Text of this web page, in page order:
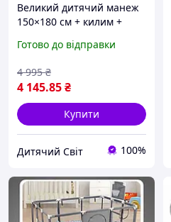
Великий дитячий манеж
150×180 см + килим +
повний комплект оплата
Готово до відправки
4 145.85₴
4 995 ₴
Купити
Дитячий Світ 100%